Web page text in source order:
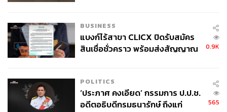
BUSINESS
แบงก์ไร้สาขา CLICX ปิดรับสมัคร
สินเชื่อชั่วคราว พร้อมส่งสัญญาณ
0.9K
POLITICS
‘ประภาศ คงเอียด’ กรรมการ ป.ป.ช.
อดีตอธิบดีกรมธนารักษ์ ถึงแก่
565